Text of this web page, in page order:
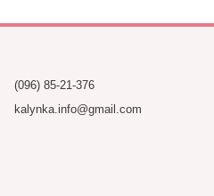
(096) 85-21-376
kalynka.info@gmail.com